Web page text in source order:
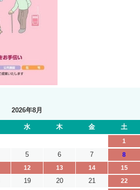
2026年8月
水 木 金 土
1
5 6 7
8
12 13 14
15
19 20 21
22